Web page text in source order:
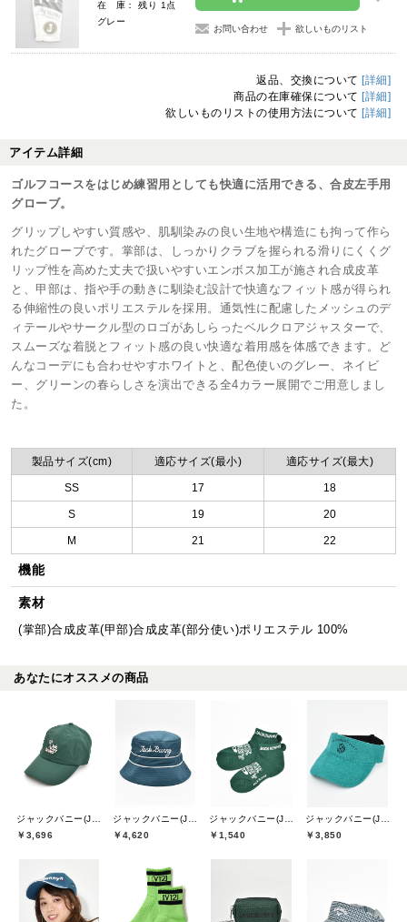
在 庫： 残り 1点
グレー
お問い合わせ 欲しいものリスト
返品、交換について [詳細]
商品の在庫確保について [詳細]
欲しいものリストの使用方法について [詳細]
アイテム詳細
ゴルフコースをはじめ練習用としても快適に活用できる、合皮左手用
グローブ。
グリップしやすい質感や、肌馴染みの良い生地や構造にも拘って作ら
れたグローブです。掌部は、しっかりクラブを握られる滑りにくくグ
リップ性を高めた丈夫で扱いやすいエンボス加工が施され合成皮革
と、甲部は、指や手の動きに馴染む設計で快適なフィット感が得られ
る伸縮性の良いポリエステルを採用。通気性に配慮したメッシュのデ
ィテールやサークル型のロゴがあしらったベルクロアジャスターで、
スムーズな着脱とフィット感の良い快適な着用感を体感できます。ど
んなコーデにも合わせやすホワイトと、配色使いのグレー、ネイビ
ー、グリーンの春らしさを演出できる全4カラー展開でご用意しまし
た。
製品サイズ(cm) 適応サイズ(最小) 適応サイズ(最大)
SS 17 18
S 19 20
M 21 22
機能
素材
(掌部)合成皮革(甲部)合成皮革(部分使い)ポリエステル 100%
あなたにオススメの商品
￥3,696
￥4,620
￥1,540
￥3,850